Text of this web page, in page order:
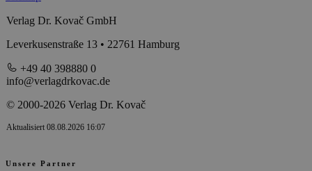
Verlag Dr. Kovač GmbH
Leverkusenstraße 13 • 22761 Hamburg
+49 40 398880 0
info@verlagdrkovac.de
© 2000-2026 Verlag Dr. Kovač
Aktualisiert 08.08.2026 16:07
Unsere Partner